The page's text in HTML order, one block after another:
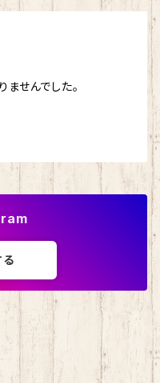
せんでした。
る